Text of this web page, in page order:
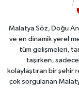
Malatya Söz, Doğu
ve en dinamik yerel
tüm gelişmeleri,
taşırken;
kolaylaştıran bir şehir
çok sorgulanan